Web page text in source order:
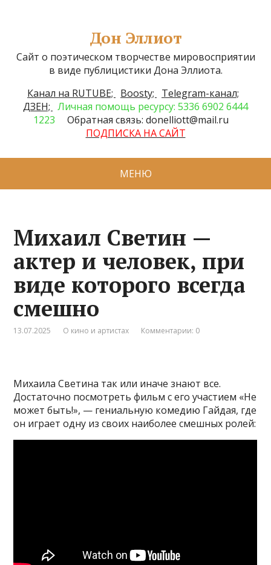
Дон Эллиот
Сайт о поэтическом творчестве мировосприятии
в виде публицистики Дона Эллиота.
Канал на RUTUBE;
Boosty;
Telegram-канал;
ДЗЕН; Личная помощь ресурсу: 5336 6902 6444
1223
Обратная связь: donelliott@mail.ru
ПОДПИСКА НА САЙТ
МЕНЮ
Михаил Светин —
актер и человек, при
виде которого всегда
смешно
13.07.2025 О кино и артистах Комментарии: 0
Михаила Светина так или иначе знают все.
Достаточно посмотреть фильм с его участием «Не
может быть!», — гениальную комедию Гайдая, где
он играет одну из своих наиболее смешных ролей: